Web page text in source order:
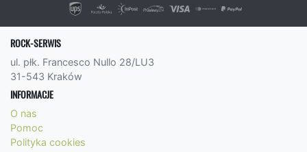
ROCK-SERWIS
ul. płk. Francesco Nullo 28/LU3
31-543 Kraków
INFORMACJE
O nas
Pomoc
Polityka cookies